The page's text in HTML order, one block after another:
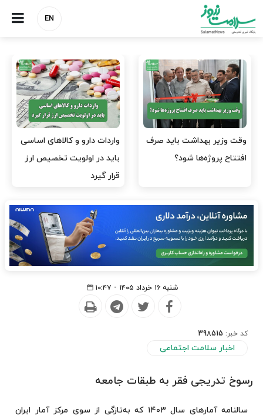
EN
وقت وزیر بهداشت باید صرف
افتتاح پروژه‌ها شود؟
واردات دارو و کالاهای اساسی
باید در اولویت تخصیص ارز
قرار گیرد
شنبه ۱۶ خرداد ۱۴۰۵ - ۱۰:۴۷
کد خبر: 398515
اخبار سلامت اجتماعی
رسوخ تدریجی فقر به طبقات جامعه
سالنامه آمارهای سال ۱۴۰۳ که به‌تازگی از سوی مرکز آمار ایران